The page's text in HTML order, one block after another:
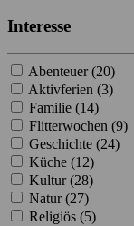
Interesse
Abenteuer (20)
Aktivferien (3)
Familie (14)
Flitterwochen (9)
Geschichte (24)
Küche (12)
Kultur (28)
Natur (27)
Religiös (5)